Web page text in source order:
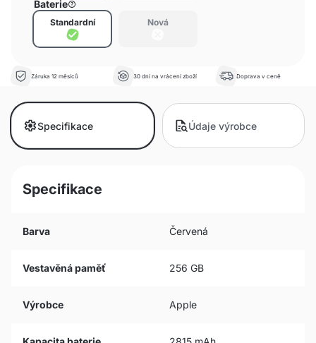
Baterie
Standardní Nová
Záruka 12 měsíců 30 dní na vrácení zboží Doprava v ceně
Specifikace Údaje výrobce
Specifikace
Barva Červená
Vestavěná paměť 256 GB
Výrobce Apple